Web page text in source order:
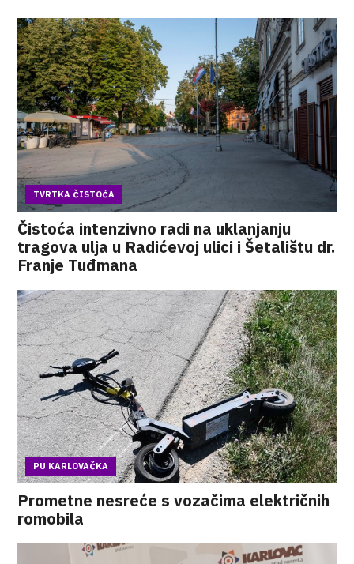
TVRTKA ČISTOĆA
Čistoća intenzivno radi na uklanjanju
tragova ulja u Radićevoj ulici i Šetalištu dr.
Franje Tuđmana
PU KARLOVAČKA
Prometne nesreće s vozačima električnih
romobila